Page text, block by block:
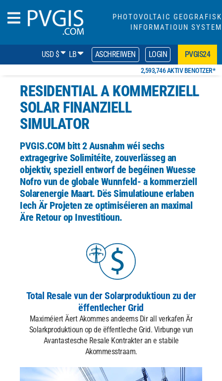
PHOTOVOLTAIC GEOGRAFISK
INFORMATIOUN SYSTEM
USD $ LB ASCHREIWEN LOGIN PVGIS24
2,593,746 AKTIV BENOTZER*
RESIDENTIAL A KOMMERZIELL
SOLAR FINANZIELL
SIMULATOR
PVGIS.COMbitt 2 Ausnahm wéi sechs
extragegrive Solimitéite, zouverlässeg an
objektiv, speziell entworfde begéinen Wuesse
Nofro vun de globale Wunnfeld- a kommerziell
Solarenergie Maart. Dës Simulatioune erlaben
Iech Är Projeten ze optimiséieren an maximal
Äre Retour op Investitioun.
Total Resale vun der Solarproduktioun zu der
ëffentlecher Grid
Maximéiert Äert Akommes andeems Dir all verkafen Är
Solarkproduktioun op de ëffentleche Grid. Virbunge vun
Avantastesche Resale Kontrakter an e stabile
Akommesstraam.